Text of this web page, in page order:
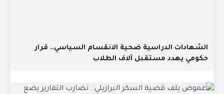
الشهادات الدراسية ضحية الانقسام السياسي.. قرار
حكومي يهدد مستقبل آلاف الطلاب